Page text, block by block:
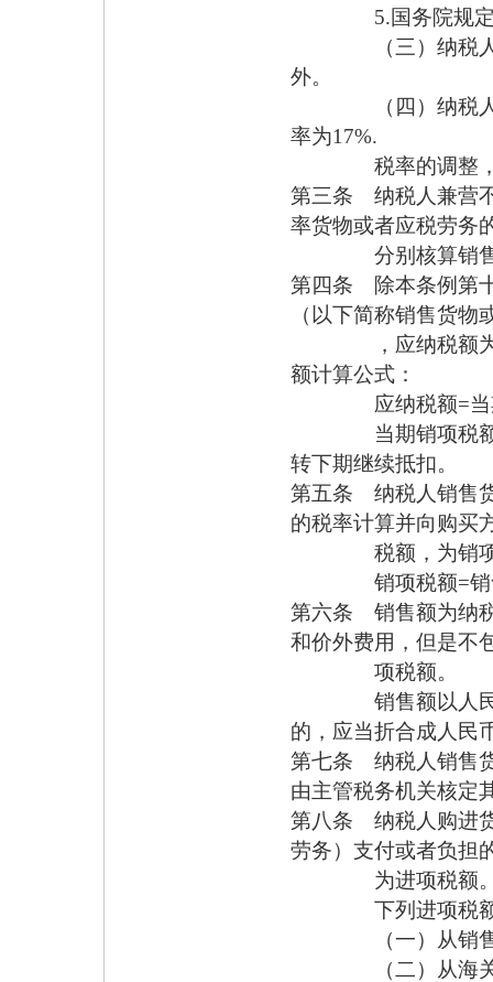
5.国务院规定的
（三）纳税人出
外。
（四）纳税人提
率为17%.
税率的调整，
第三条 纳税人兼营
率货物或者应税劳务
分别核算销售额
第四条 除本条例第
（以下简称销售货物
，应纳税额为当
额计算公式：
应纳税额=当期
当期销项税额小
转下期继续抵扣。
第五条 纳税人销售
的税率计算并向购买
税额，为销项税
销项税额=销售
第六条 销售额为纳
和价外费用，但是不
项税额。
销售额以人民币
的，应当折合成人民
第七条 纳税人销售
由主管税务机关核定
第八条 纳税人购进
劳务）支付或者负担
为进项税额
下列进项税额准
（一）从销售方
（二）从海关取